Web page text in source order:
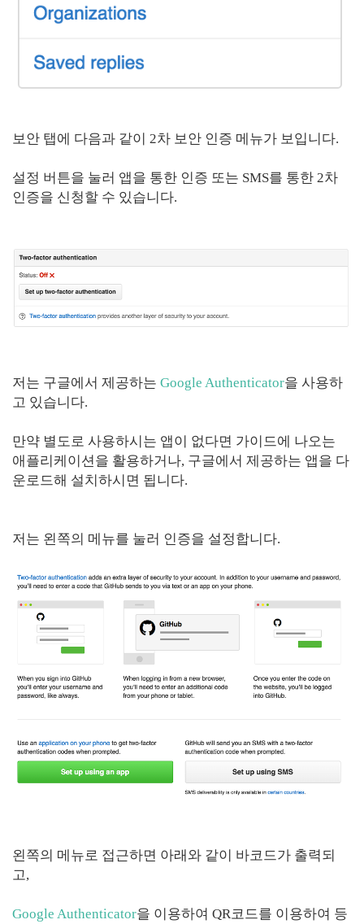
보안 탭에 다음과 같이 2차 보안 인증 메뉴가 보입니다.
설정 버튼을 눌러 앱을 통한 인증 또는 SMS를 통한 2차
인증을 신청할 수 있습니다.
저는 구글에서 제공하는 Google Authenticator을 사용하
고 있습니다.
만약 별도로 사용하시는 앱이 없다면 가이드에 나오는
애플리케이션을 활용하거나, 구글에서 제공하는 앱을 다
운로드해 설치하시면 됩니다.
저는 왼쪽의 메뉴를 눌러 인증을 설정합니다.
왼쪽의 메뉴로 접근하면 아래와 같이 바코드가 출력되
고,
Google Authenticator을 이용하여 QR코드를 이용하여 등